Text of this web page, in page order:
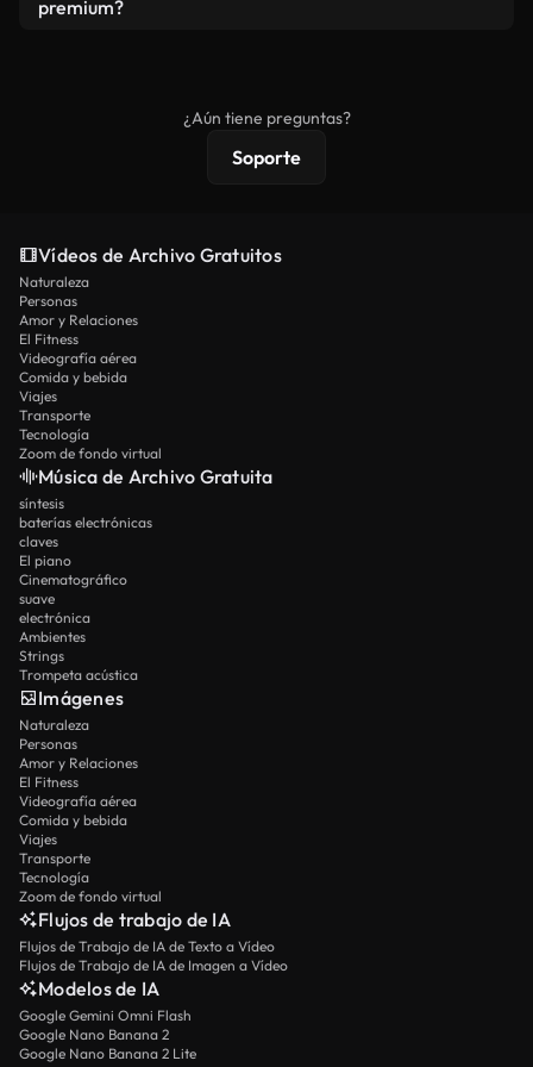
premium?
protecciones de licencia extendidas.
¿Aún tiene preguntas?
Soporte
Vídeos de Archivo Gratuitos
Naturaleza
Personas
Amor y Relaciones
El Fitness
Videografía aérea
Comida y bebida
Viajes
Transporte
Tecnología
Zoom de fondo virtual
Música de Archivo Gratuita
síntesis
baterías electrónicas
claves
El piano
Cinematográfico
suave
electrónica
Ambientes
Strings
Trompeta acústica
Imágenes
Naturaleza
Personas
Amor y Relaciones
El Fitness
Videografía aérea
Comida y bebida
Viajes
Transporte
Tecnología
Zoom de fondo virtual
Flujos de trabajo de IA
Flujos de Trabajo de IA de Texto a Vídeo
Flujos de Trabajo de IA de Imagen a Vídeo
Modelos de IA
Google Gemini Omni Flash
Google Nano Banana 2
Google Nano Banana 2 Lite